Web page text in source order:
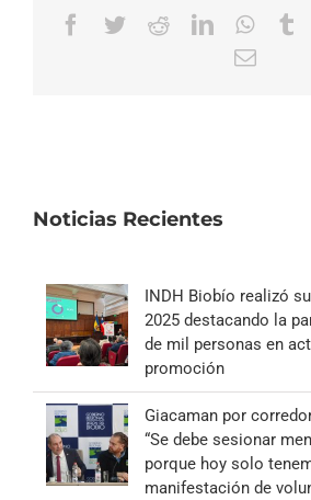
Facebook
TwitterRedditLinkedIn
Correo
Noticias Recientes
INDH Biobío realizó
2025 destacando la
de mil personas en
promoción
Giacaman por
“Se debe sesionar
porque hoy solo
manifestación de